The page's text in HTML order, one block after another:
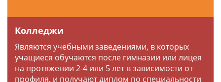
Колледжи
Являются учебными заведениями, в которых
учащиеся обучаются после гимназии или лицея
на протяжении 2-4 или 5 лет в зависимости от
профиля, и получают диплом по специальности